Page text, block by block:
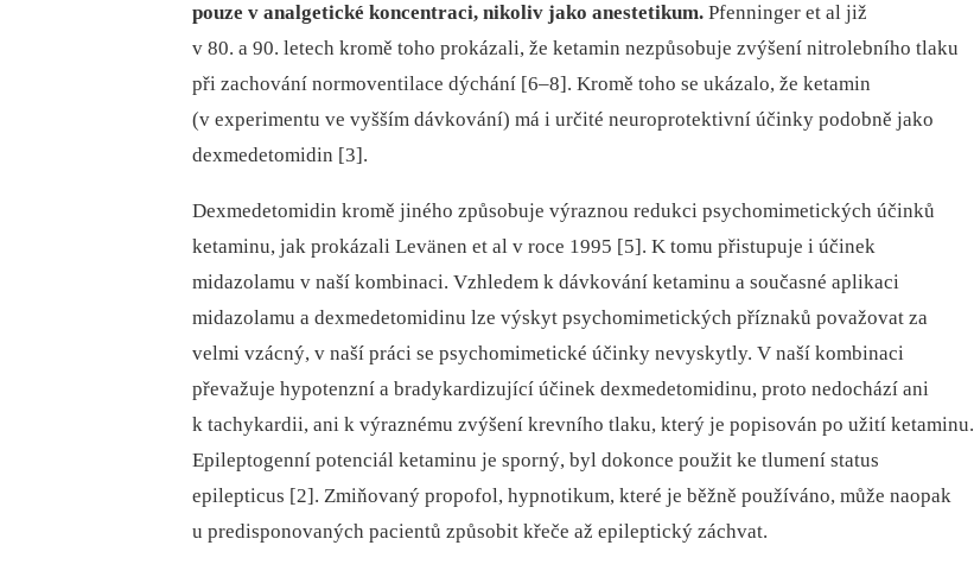
pouze v analgetické koncentraci, nikoliv jako anes­tetikum. Pfenninger et al již
v 80. a 90. le­tech kromě toho prokázali, že ketamin nezpůsobuje zvýšení nitrolebního tlaku
při zachování normoventilace dýchání [6–8]. Kromě toho se ukázalo, že ketamin
(v experimentu ve vyšším dávkování) má i určité neuroprotektivní účinky podobně jako
dexmedetomidin [3].
Dexmedetomidin kromě jiného způsobuje výraznou redukci psychomimetických účinků
ketaminu, jak prokázali Levänen et al v roce 1995 [5]. K tomu přistupuje i účinek
midazolamu v naší kombinaci. Vzhledem k dávkování ketaminu a současné aplikaci
midazolamu a dexmedetomidinu lze výskyt psychomimetických příznaků považovat za
velmi vzácný, v naší práci se psychomimetické účinky nevyskytly. V naší kombinaci
převažuje hypotenzní a bradykardizující účinek dexmedetomidinu, proto nedochází ani
k tachykardii, ani k výraznému zvýšení krevního tlaku, který je popisován po užití ketaminu.
Epileptogenní potenciál ketaminu je sporný, byl dokonce použit ke tlumení status
epilepticus [2]. Zmiňovaný propofol, hypnotikum, které je běžně používáno, může naopak
u predisponovaných pacientů způsobit křeče až epileptický záchvat.